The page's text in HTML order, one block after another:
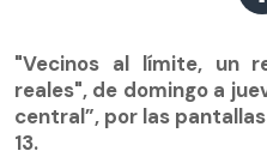
"Vecinos al límite, un
reales", de domingo a
central”, por las pantallas
13.